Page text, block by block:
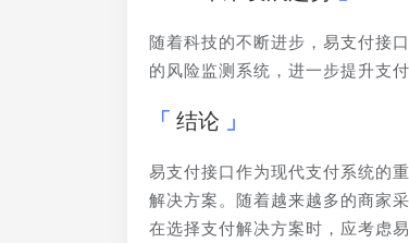
随着科技的不断进步，易支付接
的风险监测系统，进一步提升支
结论
易支付接口作为现代支付系统的
解决方案。随着越来越多的商家
在选择支付解决方案时，应考虑